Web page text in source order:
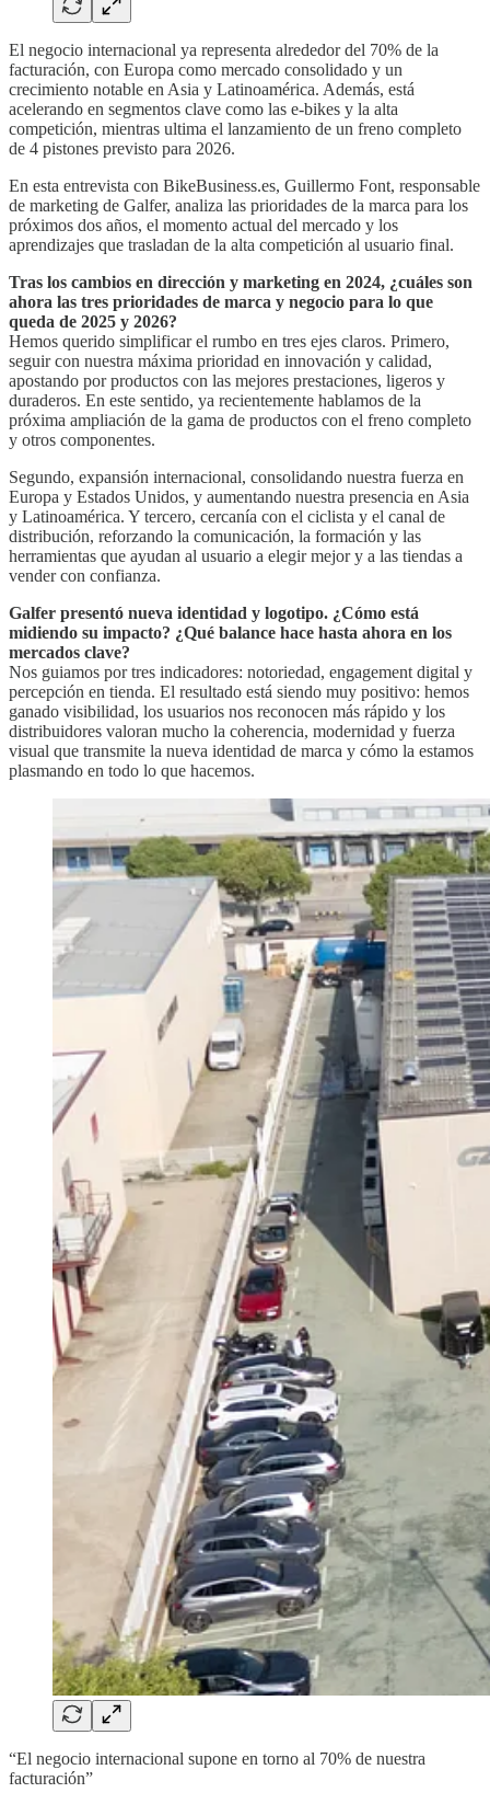
El negocio internacional ya representa alrededor del 70% de la
facturación, con Europa como mercado consolidado y un
crecimiento notable en Asia y Latinoamérica. Además, está
acelerando en segmentos clave como las e-bikes y la alta
competición, mientras ultima el lanzamiento de un freno completo
de 4 pistones previsto para 2026.
En esta entrevista con BikeBusiness.es, Guillermo Font, responsable
de marketing de Galfer, analiza las prioridades de la marca para los
próximos dos años, el momento actual del mercado y los
aprendizajes que trasladan de la alta competición al usuario final.
Tras los cambios en dirección y marketing en 2024, ¿cuáles son
ahora las tres prioridades de marca y negocio para lo que
queda de 2025 y 2026?
Hemos querido simplificar el rumbo en tres ejes claros. Primero,
seguir con nuestra máxima prioridad en innovación y calidad,
apostando por productos con las mejores prestaciones, ligeros y
duraderos. En este sentido, ya recientemente hablamos de la
próxima ampliación de la gama de productos con el freno completo
y otros componentes.
Segundo, expansión internacional, consolidando nuestra fuerza en
Europa y Estados Unidos, y aumentando nuestra presencia en Asia
y Latinoamérica. Y tercero, cercanía con el ciclista y el canal de
distribución, reforzando la comunicación, la formación y las
herramientas que ayudan al usuario a elegir mejor y a las tiendas a
vender con confianza.
Galfer presentó nueva identidad y logotipo. ¿Cómo está
midiendo su impacto? ¿Qué balance hace hasta ahora en los
mercados clave?
Nos guiamos por tres indicadores: notoriedad, engagement digital y
percepción en tienda. El resultado está siendo muy positivo: hemos
ganado visibilidad, los usuarios nos reconocen más rápido y los
distribuidores valoran mucho la coherencia, modernidad y fuerza
visual que transmite la nueva identidad de marca y cómo la estamos
plasmando en todo lo que hacemos.
“El negocio internacional supone en torno al 70% de nuestra
facturación”